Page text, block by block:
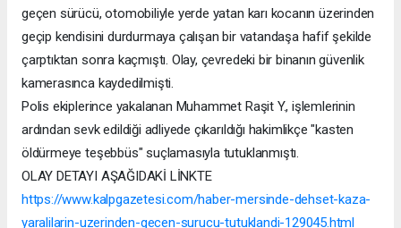
geçen sürücü, otomobiliyle yerde yatan karı kocanın üzerinden
geçip kendisini durdurmaya çalışan bir vatandaşa hafif şekilde
çarptıktan sonra kaçmıştı. Olay, çevredeki bir binanın güvenlik
kamerasınca kaydedilmişti.
Polis ekiplerince yakalanan Muhammet Raşit Y., işlemlerinin
ardından sevk edildiği adliyede çıkarıldığı hakimlikçe "kasten
öldürmeye teşebbüs" suçlamasıyla tutuklanmıştı.
OLAY DETAYI AŞAĞIDAKİ LİNKTE
https://www.kalpgazetesi.com/haber-mersinde-dehset-kaza-
yaralilarin-uzerinden-gecen-surucu-tutuklandi-129045.html